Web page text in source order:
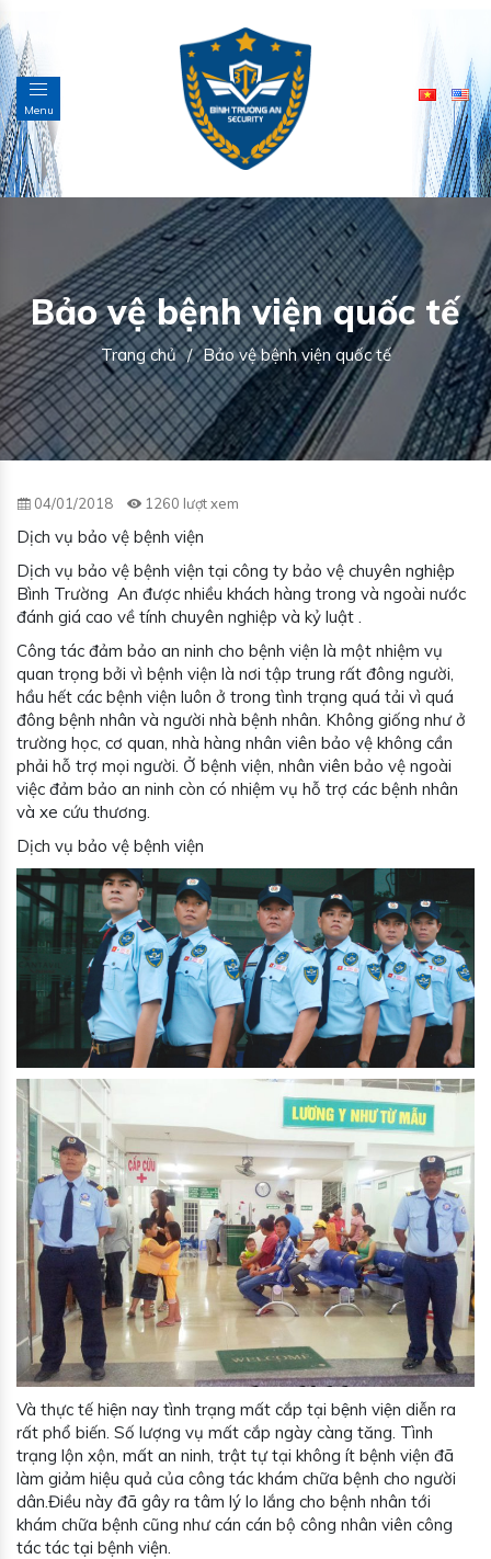
Menu
Bảo vệ bệnh viện quốc tế
Trang chủ / Bảo vệ bệnh viện quốc tế
04/01/2018 1260 lượt xem
Dịch vụ bảo vệ bệnh viện
Dịch vụ bảo vệ bệnh viện tại công ty bảo vệ chuyên nghiệp
Bình Trường An được nhiều khách hàng trong và ngoài nước
đánh giá cao về tính chuyên nghiệp và kỷ luật .
Công tác đảm bảo an ninh cho bệnh viện là một nhiệm vụ
quan trọng bởi vì bệnh viện là nơi tập trung rất đông người,
hầu hết các bệnh viện luôn ở trong tình trạng quá tải vì quá
đông bệnh nhân và người nhà bệnh nhân. Không giống như ở
trường học, cơ quan, nhà hàng nhân viên bảo vệ không cần
phải hỗ trợ mọi người. Ở bệnh viện, nhân viên bảo vệ ngoài
việc đảm bảo an ninh còn có nhiệm vụ hỗ trợ các bệnh nhân
và xe cứu thương.
Dịch vụ bảo vệ bệnh viện
Và thực tế hiện nay tình trạng mất cắp tại bệnh viện diễn ra
rất phổ biến. Số lượng vụ mất cắp ngày càng tăng. Tình
trạng lộn xộn, mất an ninh, trật tự tại không ít bệnh viện đã
làm giảm hiệu quả của công tác khám chữa bệnh cho người
dân.Điều này đã gây ra tâm lý lo lắng cho bệnh nhân tới
khám chữa bệnh cũng như cán cán bộ công nhân viên công
tác tác tại bệnh viện.